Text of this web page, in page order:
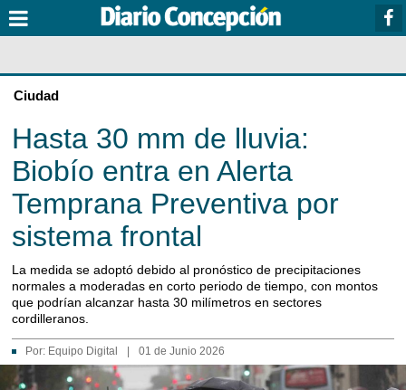
Ciudad
Hasta 30 mm de lluvia:
Biobío entra en Alerta
Temprana Preventiva por
sistema frontal
La medida se adoptó debido al pronóstico de precipitaciones
normales a moderadas en corto periodo de tiempo, con montos
que podrían alcanzar hasta 30 milímetros en sectores
cordilleranos.
Por: Equipo Digital 01 de Junio 2026